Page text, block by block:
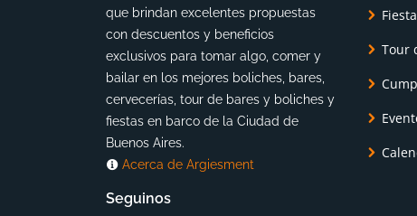
que brindan excelentes propuestas
con descuentos y beneficios
exclusivos para tomar algo, comer y
bailar en los mejores boliches, bares,
cervecerías, tour de bares y boliches y
fiestas en barco de la Ciudad de
Buenos Aires.
Acerca de Argiesment
Seguinos
Tour